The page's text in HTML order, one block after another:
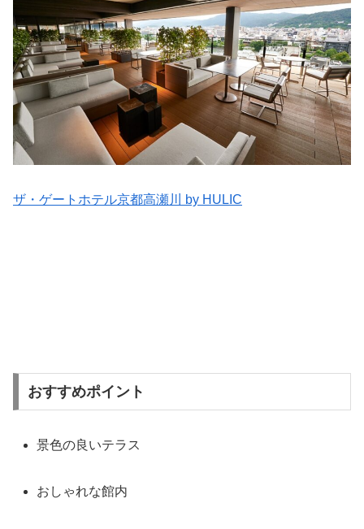
ザ・ゲートホテル京都高瀬川 by HULIC
おすすめポイント
景色の良いテラス
おしゃれな館内